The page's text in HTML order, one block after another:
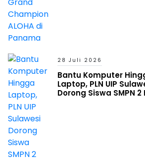
28 Juli 2026
Bantu Komputer
Laptop, PLN UIP
Dorong Siswa SMPN 2